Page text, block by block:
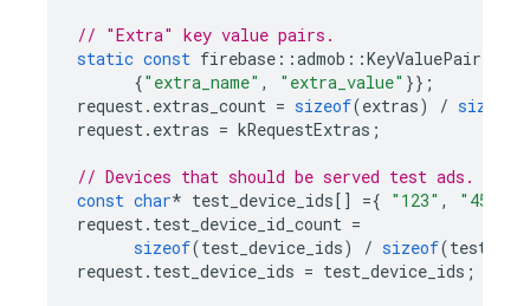
// "Extra" key value pairs.
static const firebase ::admob ::KeyValuePair
{"extra_name" , "extra_value" }};
request. extras_count = sizeof(extras) / sizeof
request. extras = kRequestExtras ;
// Devices that should be served test ads.
const char* test_device_ids[] ={ "123" , "4567"
request. test_device_id_count =
sizeof(test_device_ids) / sizeof(
request. test_device_ids = test_device_ids ;